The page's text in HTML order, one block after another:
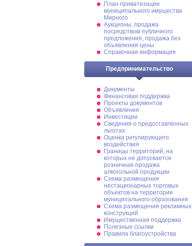
План приватизации
муниципального имущества
Мирного
Аукционы, продажа
посредством публичного
предложения, продажа без
объявления цены
Справочная информация
Предпринимательство
Документы
Финансовая поддержка
Проекты документов
Объявления
Инвестиции
Сведения о предоставленных
льготах
Оценка регулирующего
воздействия
Границы территорий, на
которых не допускается
розничная продажа
алкогольной продукции
Схема размещения
нестационарных торговых
объектов на территории
муниципального образования
Схема размещения рекламных
конструкций
Имущественная поддержка
Полезные ссылки
Правила благоустройства